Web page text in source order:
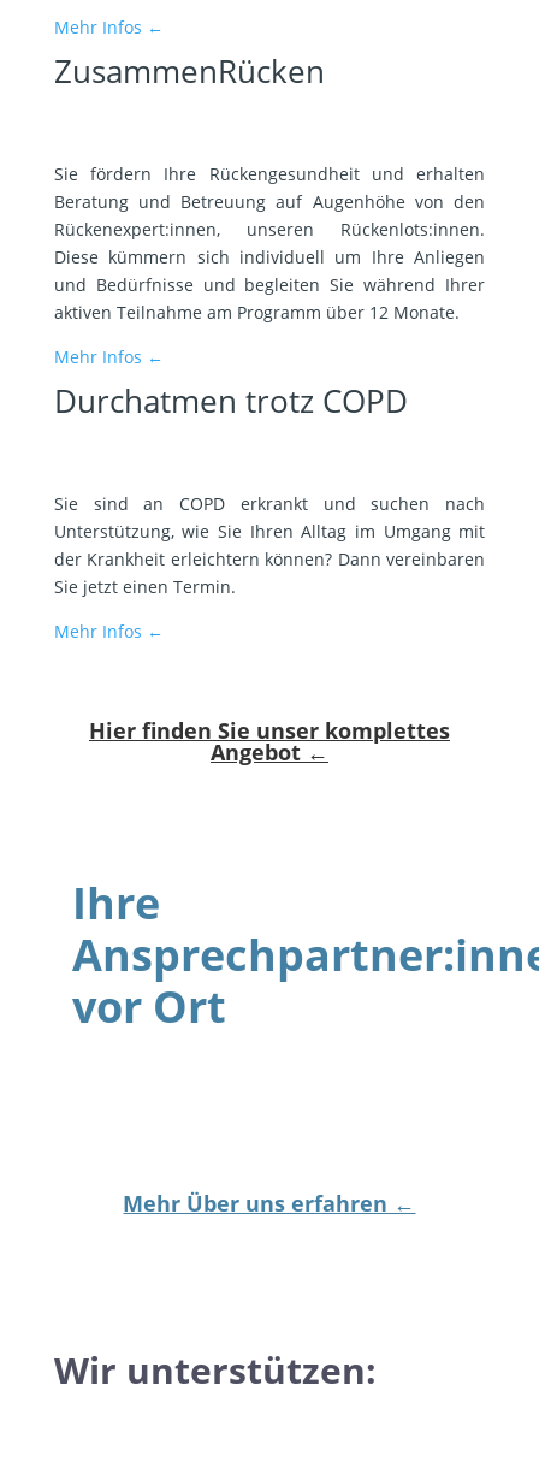
Mehr Infos ←
ZusammenRücken
Sie fördern Ihre Rückengesundheit und erhalten
Beratung und Betreuung auf Augenhöhe von den
Rückenexpert:innen, unseren Rückenlots:innen.
Diese kümmern sich individuell um Ihre Anliegen
und Bedürfnisse und begleiten Sie während Ihrer
aktiven Teilnahme am Programm über 12 Monate.
Mehr Infos ←
Durchatmen trotz COPD
Sie sind an COPD erkrankt und suchen nach
Unterstützung, wie Sie Ihren Alltag im Umgang mit
der Krankheit erleichtern können? Dann vereinbaren
Sie jetzt einen Termin.
Mehr Infos ←
Hier finden Sie unser komplettes
Angebot ←
Ihre
vor Ort
Mehr Über uns erfahren ←
Wir unterstützen: